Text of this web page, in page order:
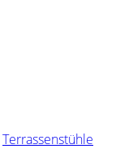
Terrassenstühle